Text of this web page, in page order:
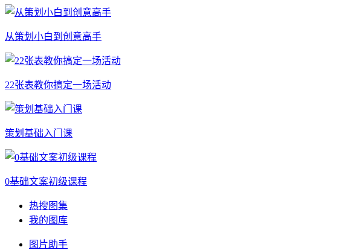
从策划小白到创意高手
22张表教你搞定一场活动
策划基础入门课
0基础文案初级课程
热搜图集
我的图库
图片助手